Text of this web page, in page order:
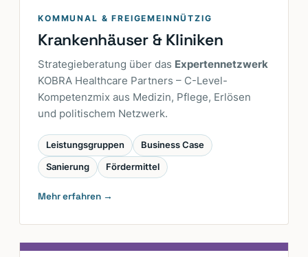
KOMMUNAL & FREIGEMEINNÜTZIG
Krankenhäuser & Kliniken
Strategieberatung über das Expertennetzwerk
KOBRA Healthcare Partners – C-Level-
Kompetenzmix aus Medizin, Pflege, Erlösen
und politischem Netzwerk.
Leistungsgruppen Business Case
Sanierung Fördermittel
Mehr erfahren →